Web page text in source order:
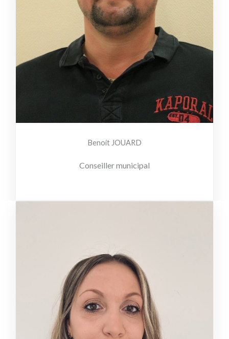
Benoit JOUARD
Conseiller municipal